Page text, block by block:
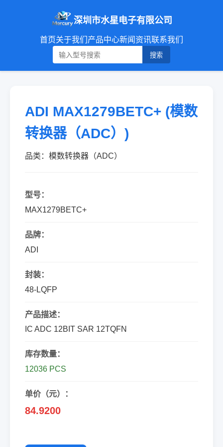
深圳市水星电子有限公司
首页关于我们 产品中心新闻资讯联系我们
搜索
ADI MAX1279BETC+ (模数
转换器（ADC）)
品类：模数转换器（ADC）
型号：
MAX1279BETC+
品牌：
ADI
封装：
48-LQFP
产品描述：
IC ADC 12BIT SAR 12TQFN
库存数量：
12036 PCS
单价（元）：
84.9200